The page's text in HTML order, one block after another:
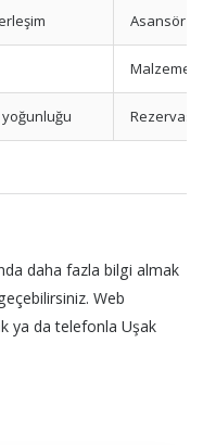
Asansör
Malzeme
daha fazla bilgi almak
Web
ya da telefonla Uşak